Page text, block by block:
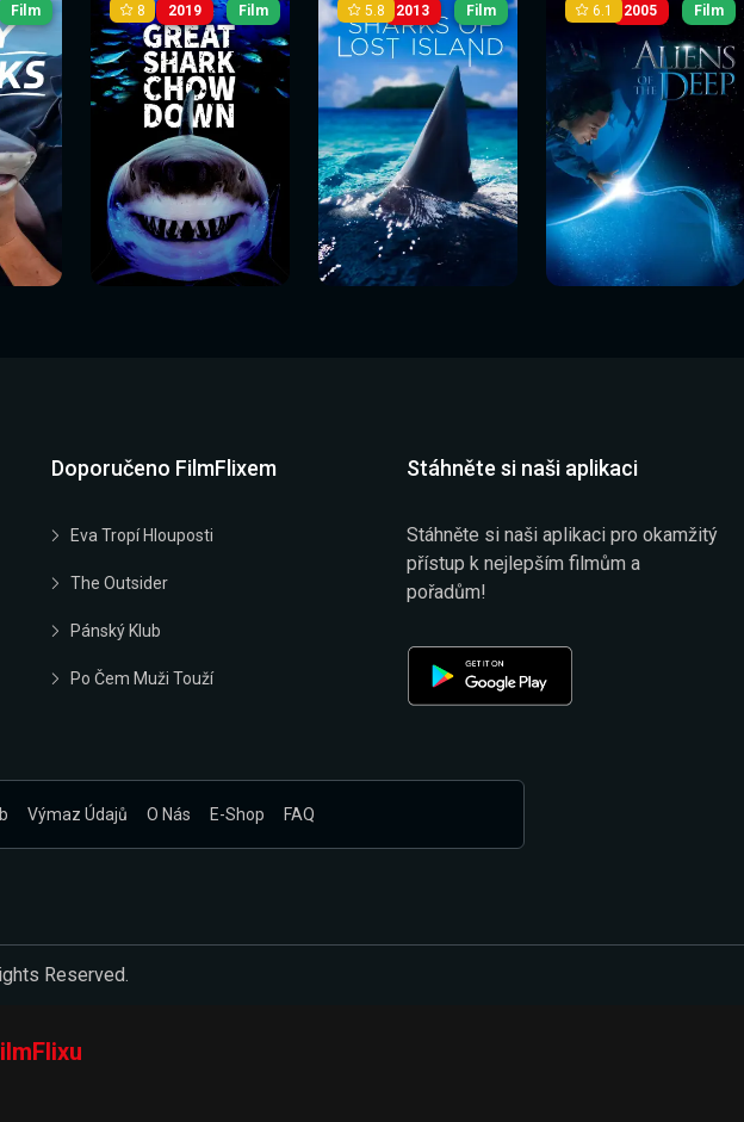
Film 2019
Sledovat
nyní
8 Film
Sledovat nyní
2013
Sledovat
nyní
5.8 Film
Sledovat nyní
2005
Sledovat
nyní
6.1 Film
Sledovat nyní
Doporučeno FilmFlixem
Eva Tropí Hlouposti
The Outsider
Pánský Klub
Po Čem Muži Touží
Stáhněte si naši aplikaci
Stáhněte si naši aplikaci pro okamžitý
přístup k nejlepším filmům a
pořadům!
Výmaz Údajů O Nás E-Shop FAQ
Reserved.